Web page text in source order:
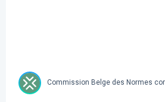
Commission Belge des Normes